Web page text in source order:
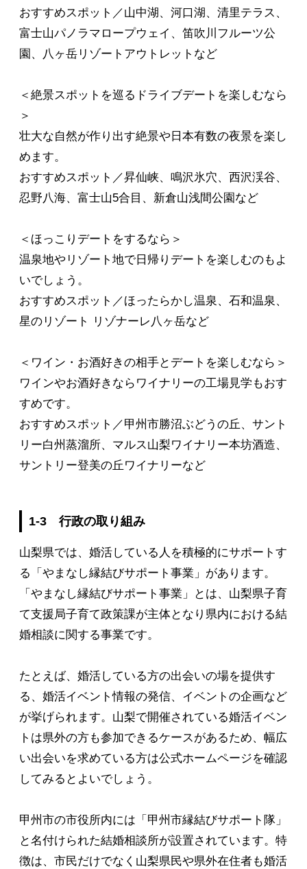
おすすめスポット／山中湖、河口湖、清里テラス、
富士山パノラマロープウェイ、笛吹川フルーツ公
園、八ヶ岳リゾートアウトレットなど
＜絶景スポットを巡るドライブデートを楽しむなら
＞
壮大な自然が作り出す絶景や日本有数の夜景を楽し
めます。
おすすめスポット／昇仙峡、鳴沢氷穴、西沢渓谷、
忍野八海、富士山5合目、新倉山浅間公園など
＜ほっこりデートをするなら＞
温泉地やリゾート地で日帰りデートを楽しむのもよ
いでしょう。
おすすめスポット／ほったらかし温泉、石和温泉、
星のリゾート リゾナーレ八ヶ岳など
＜ワイン・お酒好きの相手とデートを楽しむなら＞
ワインやお酒好きならワイナリーの工場見学もおす
すめです。
おすすめスポット／甲州市勝沼ぶどうの丘、サント
リー白州蒸溜所、マルス山梨ワイナリー本坊酒造、
サントリー登美の丘ワイナリーなど
1-3 行政の取り組み
山梨県では、婚活している人を積極的にサポートす
る「やまなし縁結びサポート事業」があります。
「やまなし縁結びサポート事業」とは、山梨県子育
て支援局子育て政策課が主体となり県内における結
婚相談に関する事業です。
たとえば、婚活している方の出会いの場を提供す
る、婚活イベント情報の発信、イベントの企画など
が挙げられます。山梨で開催されている婚活イベン
トは県外の方も参加できるケースがあるため、幅広
い出会いを求めている方は公式ホームページを確認
してみるとよいでしょう。
甲州市の市役所内には「甲州市縁結びサポート隊」
と名付けられた結婚相談所が設置されています。特
徴は、市民だけでなく山梨県民や県外在住者も婚活